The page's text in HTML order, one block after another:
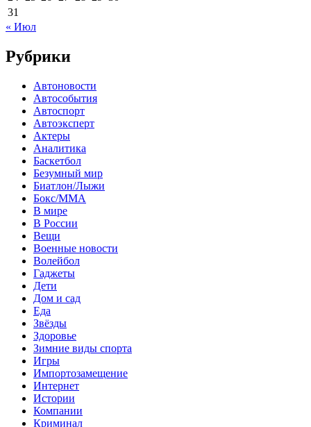
31
« Июл
Рубрики
Автоновости
Автособытия
Автоспорт
Автоэксперт
Актеры
Аналитика
Баскетбол
Безумный мир
Биатлон/Лыжи
Бокс/MMA
В мире
В России
Вещи
Военные новости
Волейбол
Гаджеты
Дети
Дом и сад
Еда
Звёзды
Здоровье
Зимние виды спорта
Игры
Импортозамещение
Интернет
Истории
Компании
Криминал